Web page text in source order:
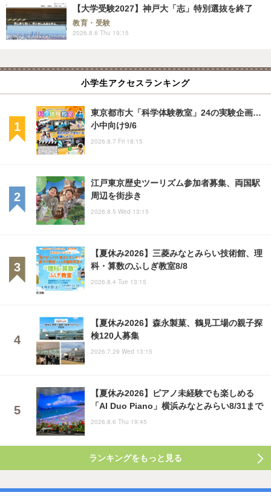
【大学受験2027】神戸大「志」特別選抜を終了
教育・受験
2026.8.6 Thu 19:15
小学生アクセスランキング
東京都市大「科学体験教室」24の実験企画…
小中向け9/6
2026.8.7 Fri 18:15
江戸東京歴史ツーリズム参加者募集、両国駅
周辺を街歩き
2026.8.5 Wed 13:15
【夏休み2026】三菱みなとみらい技術館、理
科・算数のふしぎ教室8/8
2026.8.4 Tue 13:15
【夏休み2026】森永製菓、鶴見工場の親子探
検120人募集
2026.7.29 Wed 13:15
【夏休み2026】ピアノ未経験でも楽しめる
「AI Duo Piano」横浜みなとみらい8/31まで
2026.8.6 Thu 19:45
ランキングをもっと見る